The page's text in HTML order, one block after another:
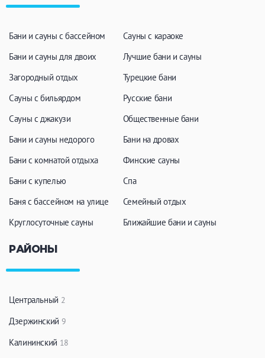
Бани и сауны с бассейном
Бани и сауны для двоих
Загородный отдых
Сауны с бильярдом
Сауны с джакузи
Бани и сауны недорого
Бани с комнатой отдыха
Бани с купелью
Баня с бассейном на улице
Круглосуточные сауны
Сауны с караоке
Лучшие бани и сауны
Турецкие бани
Русские бани
Общественные бани
Бани на дровах
Финские сауны
Спа
Семейный отдых
Ближайшие бани и сауны
РАЙОНЫ
Центральный 2
Дзержинский 9
Калининский 18